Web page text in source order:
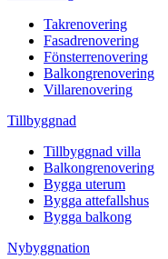
Takrenovering
Fasadrenovering
Fönsterrenovering
Balkongrenovering
Villarenovering
Tillbyggnad
Tillbyggnad villa
Balkongrenovering
Bygga uterum
Bygga attefallshus
Bygga balkong
Nybyggnation